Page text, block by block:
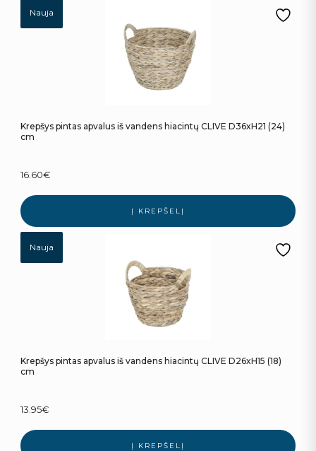
Nauja
Krepšys pintas apvalus iš vandens hiacintų CLIVE D36xH21 (24)
cm
16.60€
Į KREPŠELĮ
Nauja
Krepšys pintas apvalus iš vandens hiacintų CLIVE D26xH15 (18)
cm
13.95€
Į KREPŠELĮ